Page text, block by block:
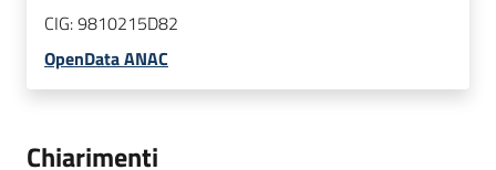
CIG:9810215D82
OpenData ANAC
Chiarimenti